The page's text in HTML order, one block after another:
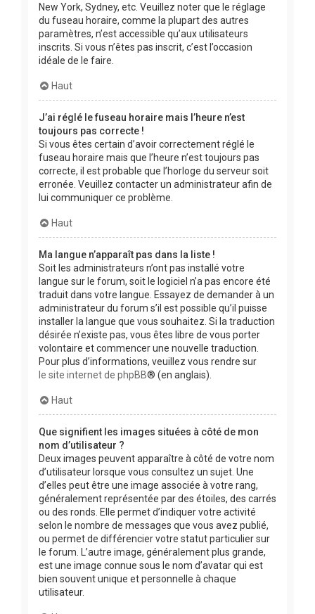
New York, Sydney, etc. Veuillez noter que le réglage
du fuseau horaire, comme la plupart des autres
paramètres, n’est accessible qu’aux utilisateurs
inscrits. Si vous n’êtes pas inscrit, c’est l’occasion
idéale de le faire.
Haut
J’ai réglé le fuseau horaire mais l’heure n’est
toujours pas correcte !
Si vous êtes certain d’avoir correctement réglé le
fuseau horaire mais que l’heure n’est toujours pas
correcte, il est probable que l’horloge du serveur soit
erronée. Veuillez contacter un administrateur afin de
lui communiquer ce problème.
Haut
Ma langue n’apparaît pas dans la liste !
Soit les administrateurs n’ont pas installé votre
langue sur le forum, soit le logiciel n’a pas encore été
traduit dans votre langue. Essayez de demander à un
administrateur du forum s’il est possible qu’il puisse
installer la langue que vous souhaitez. Si la traduction
désirée n’existe pas, vous êtes libre de vous porter
volontaire et commencer une nouvelle traduction.
Pour plus d’informations, veuillez vous rendre sur
le site internet de phpBB® (en anglais).
Haut
Que signifient les images situées à côté de mon
nom d’utilisateur ?
Deux images peuvent apparaître à côté de votre nom
d’utilisateur lorsque vous consultez un sujet. Une
d’elles peut être une image associée à votre rang,
généralement représentée par des étoiles, des carrés
ou des ronds. Elle permet d’indiquer votre activité
selon le nombre de messages que vous avez publié,
ou permet de différencier votre statut particulier sur
le forum. L’autre image, généralement plus grande,
est une image connue sous le nom d’avatar qui est
bien souvent unique et personnelle à chaque
utilisateur.